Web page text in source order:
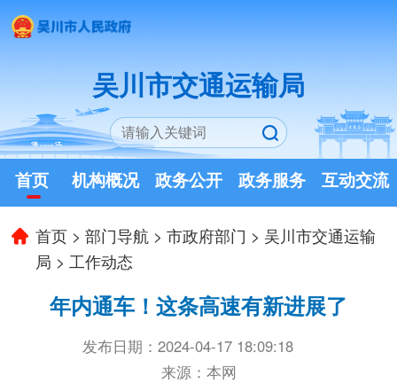
吴川市交通运输局
首页 机构概况 政务公开 政务服务 互动交流
首页 >部门导航 >市政府部门 > 吴川市交通运输
局 > 工作动态
年内通车！这条高速有新进展了
发布日期：2024-04-17 18:09:18
来源：本网